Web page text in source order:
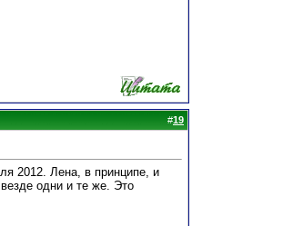
#19
2012. Лена, в принципе, и
одни и те же. Это